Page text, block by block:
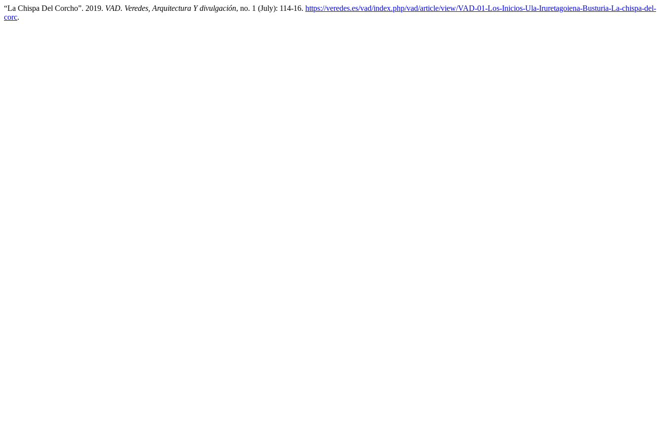
“La Chispa Del Corcho”. 2019. VAD. Veredes, Arquitectura Y divulgación, no. 1 (July): 114-16. https://veredes.es/vad/index.php/vad/article/view/VAD-01-Los-Inicios-Ula-Iruretagoiena-Busturia-La-chispa-del-
corc.